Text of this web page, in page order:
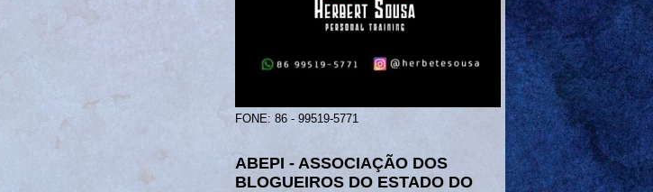
FONE: 86 - 99519-5771
ABEPI - ASSOCIAÇÃO DOS
BLOGUEIROS DO ESTADO DO